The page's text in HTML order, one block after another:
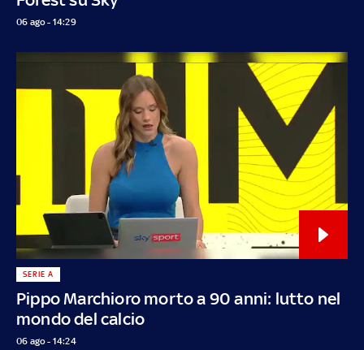
06 ago - 14:29
Pippo Marchioro morto a 90 anni: lutto nel
mondo del calcio
SERIE A
06 ago - 14:24